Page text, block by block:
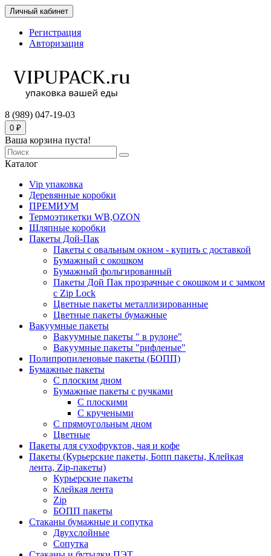
Личный кабинет
Регистрация
Авторизация
8 (989) 047-19-03
0 ₽
Ваша корзина пуста!
Каталог
Vip упаковка
Деревянные коробки
ПРЕМИУМ
Термоэтикетки WB,OZON
Шляпные коробки
Пакеты Дой-Пак
Пакеты с овальным окном - купить с доставкой
Бумажный с окошком
Бумажный фольгированный
Пакеты Дой Пак прозрачные с окошком и с замком
с Zip Lock
Цветные пакеты металлизированные
Цветные пакеты бумажные
Вакуумные пакеты
Вакуумные пакеты " в рулоне"
Вакуумные пакеты "рифленые"
Полипропиленовые пакеты (БОПП)
Бумажные пакеты
С плоским дном
Бумажные пакеты с ручками
С плоскими
С кручеными
С прямоугольным дном
Цветные
Пакеты для сухофруктов, чая и кофе
Пакеты (Курьерские пакеты, Бопп пакеты, Клейкая
лента, Zip-пакеты)
Курьерские пакеты
Клейкая лента
Zip
БОПП пакеты
Стаканы бумажные и сопутка
Двухслойные
Сопутка